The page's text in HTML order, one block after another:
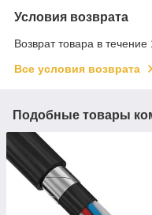
Условия возврата
Возврат товара в
Все условия возврата
Подобные товары